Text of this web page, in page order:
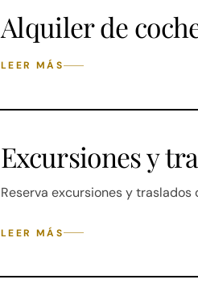
Alquiler de
LEER MÁS
Excursiones y
Reserva excursiones y
LEER MÁS